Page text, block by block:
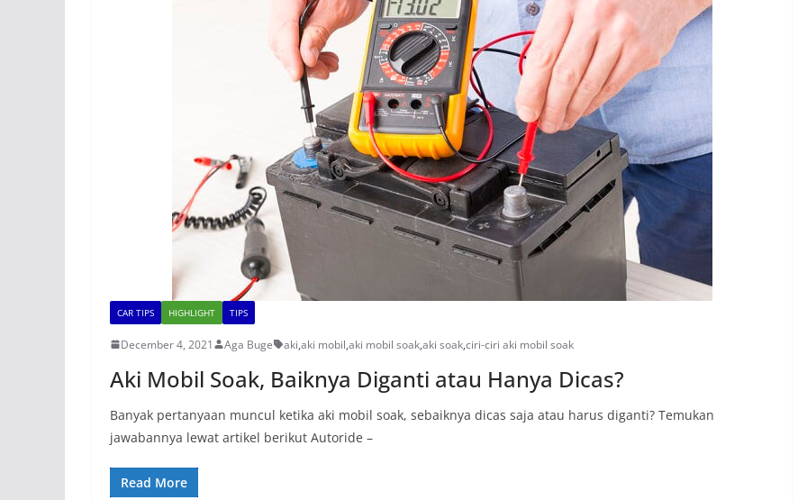
CAR TIPS HIGHLIGHT TIPS
December 4, 2021 Aga Buge aki,aki mobil,aki mobil soak,aki soak,ciri-ciri aki mobil soak
Aki Mobil Soak, Baiknya Diganti atau Hanya Dicas?
Banyak pertanyaan muncul ketika aki mobil soak, sebaiknya dicas saja atau harus diganti? Temukan
jawabannya lewat artikel berikut Autoride –
Read More